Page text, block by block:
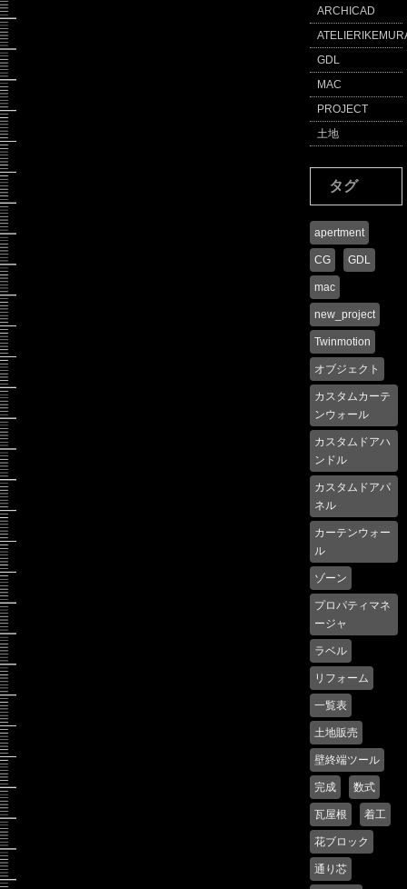
ARCHICAD
GDL
MAC
PROJECT
土地
タグ
apertment
CG GDL
mac
new_project
Twinmotion
オブジェクト
カスタムカーテ
ンウォール
カスタムドアハ
ンドル
カスタムドアパ
ネル
カーテンウォー
ル
ゾーン
プロパティマネ
ージャ
ラベル
リフォーム
一覧表
土地販売
壁終端ツール
完成 数式
瓦屋根 着工
花ブロック
通り芯